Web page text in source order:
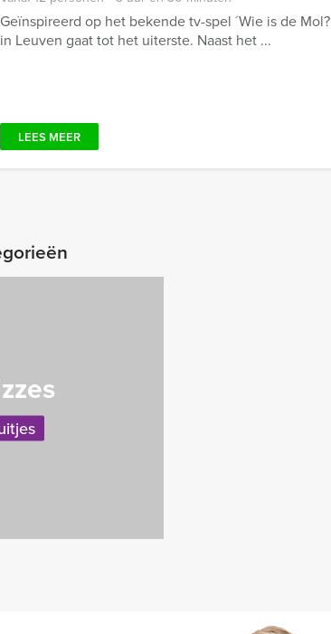
Geïnspireerd op het bekende tv-spel ´Wie is de
in Leuven gaat tot het uiterste. Naast het ...
LEES MEER